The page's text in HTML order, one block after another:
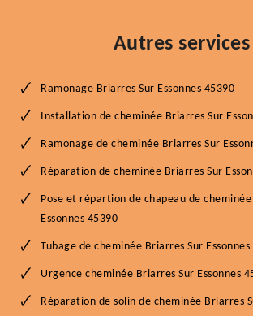
Autres services
Ramonage Briarres Sur Essonnes 45390
Installation de cheminée Briarres Sur
Ramonage de cheminée Briarres Sur
Réparation de cheminée Briarres Sur
Pose et répartion de chapeau de
Essonnes 45390
Tubage de cheminée Briarres Sur Essonnes
Urgence cheminée Briarres Sur Essonnes
Réparation de solin de cheminée Briarres